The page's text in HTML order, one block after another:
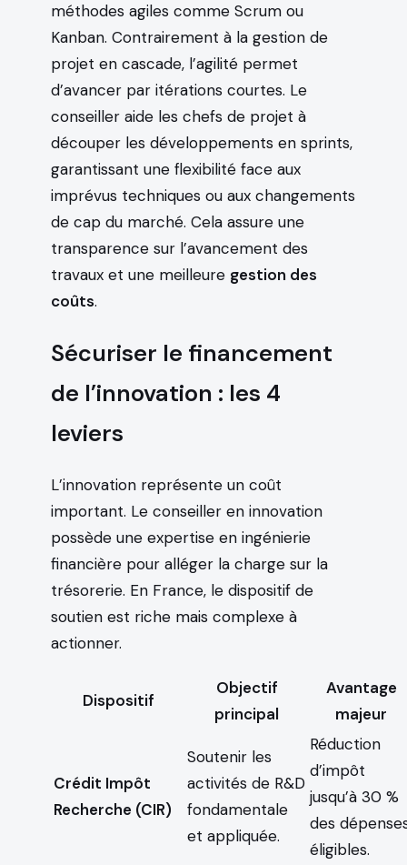
méthodes agiles comme Scrum ou
Kanban. Contrairement à la gestion de
projet en cascade, l’agilité permet
d’avancer par itérations courtes. Le
conseiller aide les chefs de projet à
découper les développements en sprints,
garantissant une flexibilité face aux
imprévus techniques ou aux changements
de cap du marché. Cela assure une
transparence sur l’avancement des
travaux et une meilleure gestion des
coûts.
Sécuriser le financement
de l’innovation : les 4
leviers
L’innovation représente un coût
important. Le conseiller en innovation
possède une expertise en ingénierie
financière pour alléger la charge sur la
trésorerie. En France, le dispositif de
soutien est riche mais complexe à
actionner.
Dispositif
Objectif
principal
Avantage
majeur
Crédit Impôt
Recherche (CIR)
Soutenir les
activités de R&D
fondamentale
et appliquée.
Réduction
d’impôt
jusqu’à 30 %
des
éligibles.